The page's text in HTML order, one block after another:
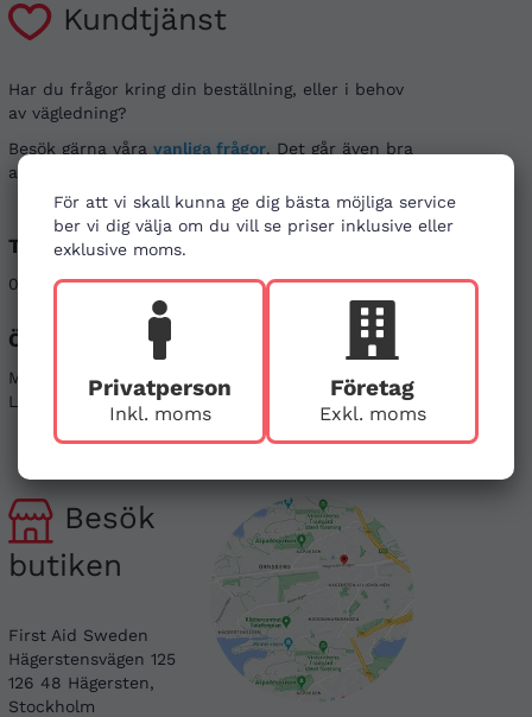
För att vi skall kunna ge dig bästa möjliga service
ber vi dig välja om du vill se priser inklusive eller
exklusive moms.
Privatperson
Inkl. moms
Företag
Exkl. moms
Kundtjänst
Har du frågor kring din beställning, eller i behov
av vägledning?
Besök gärna våra vanliga frågor. Det går även bra
att kontakta oss genom alternativen nedan.
Telefon
08-121 464 90 info@firstaid.se
Öppettider
Mån - Fre 08-17
Lör & Sön - stängt
Sociala medier
Instagram
Besök
butiken
First Aid Sweden
Hägerstensvägen 125
126 48 Hägersten,
Stockholm